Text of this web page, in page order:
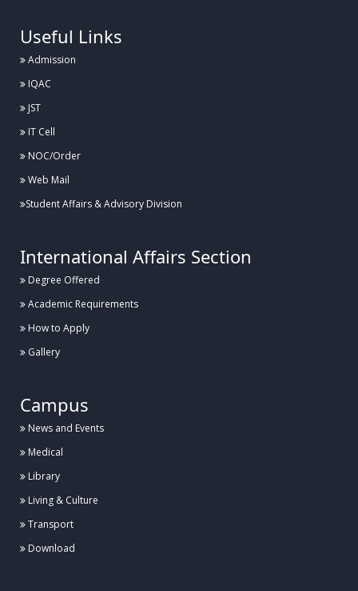
Useful Links
Admission
IQAC
JST
IT Cell
NOC/Order
Web Mail
Student Affairs & Advisory Division
International Affairs Section
Degree Offered
Academic Requirements
How to Apply
Gallery
Campus
News and Events
Medical
Library
Living & Culture
Transport
Download